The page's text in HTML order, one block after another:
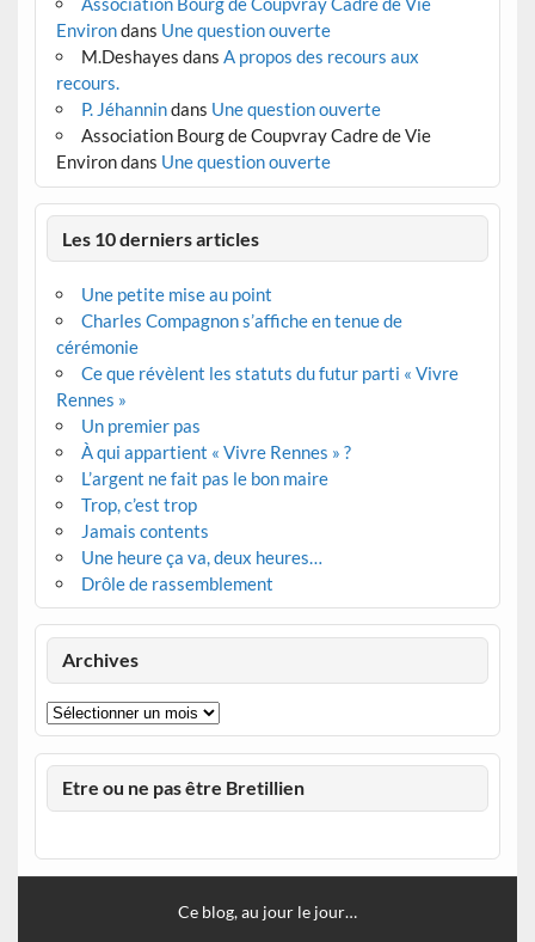
Environdans Une question ouverte
M.Deshayes dans A propos des recours aux
recours.
P. Jéhannindans Une question ouverte
Association Bourg de Coupvray Cadre de Vie
Environdans Une question ouverte
Les 10 derniers articles
Une petite mise au point
Charles Compagnon s’affiche en tenue de
cérémonie
Ce que révèlent les statuts du futur parti « Vivre
Rennes »
Un premier pas
À qui appartient « Vivre Rennes » ?
L’argent ne fait pas le bon maire
Trop, c’est trop
Jamais contents
Une heure ça va, deux heures…
Drôle de rassemblement
Archives
Archives
Etre ou ne pas être Bretillien
Ce blog, au jour le jour…